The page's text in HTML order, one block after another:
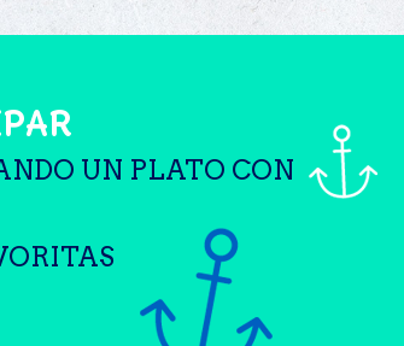
UN PLATO CON